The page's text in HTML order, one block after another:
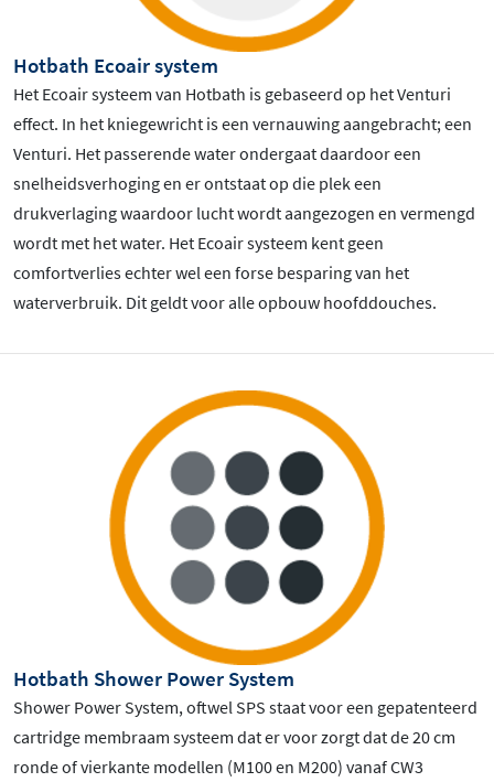
Hotbath Ecoair system
Het Ecoair systeem van Hotbath is gebaseerd op het Venturi
effect. In het kniegewricht is een vernauwing aangebracht; een
Venturi. Het passerende water ondergaat daardoor een
snelheidsverhoging en er ontstaat op die plek een
drukverlaging waardoor lucht wordt aangezogen en vermengd
wordt met het water. Het Ecoair systeem kent geen
comfortverlies echter wel een forse besparing van het
waterverbruik. Dit geldt voor alle opbouw hoofddouches.
Hotbath Shower Power System
Shower Power System, oftwel SPS staat voor een gepatenteerd
cartridge membraam systeem dat er voor zorgt dat de 20 cm
ronde of vierkante modellen (M100 en M200) vanaf CW3